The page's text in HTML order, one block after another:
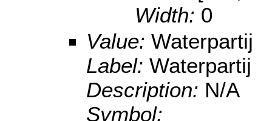
Width: 0
Value: Waterpartij
Label: Waterpartij
Description: N/A
Symbol: